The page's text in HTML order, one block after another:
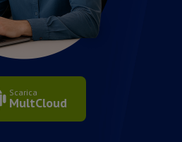
Scarica
MultCloud